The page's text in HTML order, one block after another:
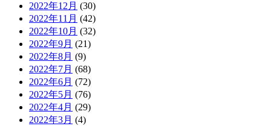
2022年12月 (30)
2022年11月 (42)
2022年10月 (32)
2022年9月 (21)
2022年8月 (9)
2022年7月 (68)
2022年6月 (72)
2022年5月 (76)
2022年4月 (29)
2022年3月 (4)